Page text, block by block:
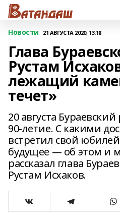
Новости 21 АВГУСТА 2020, 13:18
Глава
Рустам
лежащий
течет»
20 августа
90-летие. С какими
встретил свой
будущее — об этом и
рассказал глава
Рустам Исхаков.